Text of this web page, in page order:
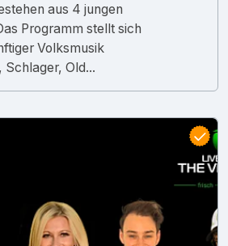
aus 4 jungen
Programm stellt sich
Volksmusik
Old...